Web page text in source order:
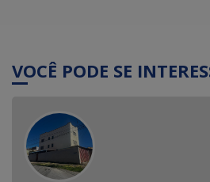
VOCÊ PODE SE